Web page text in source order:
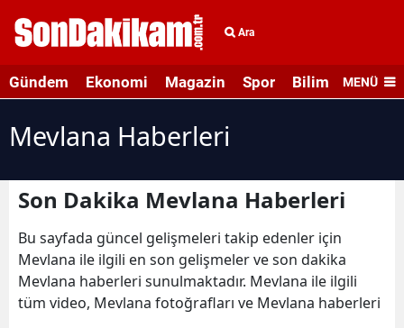
Ara
Gündem Ekonomi Magazin Spor Bilim veMENÜ
Mevlana Haberleri
Son Dakika Mevlana Haberleri
Bu sayfada güncel gelişmeleri takip edenler için
Mevlana ile ilgili en son gelişmeler ve son dakika
Mevlana haberleri sunulmaktadır. Mevlana ile ilgili
tüm video, Mevlana fotoğrafları ve Mevlana haberleri